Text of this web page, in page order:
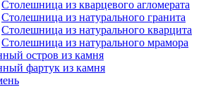
Столешница из кварцевого агломерата
Столешница из натурального гранита
Столешница из натурального кварцита
Столешница из натурального мрамора
остров из камня
фартук из камня